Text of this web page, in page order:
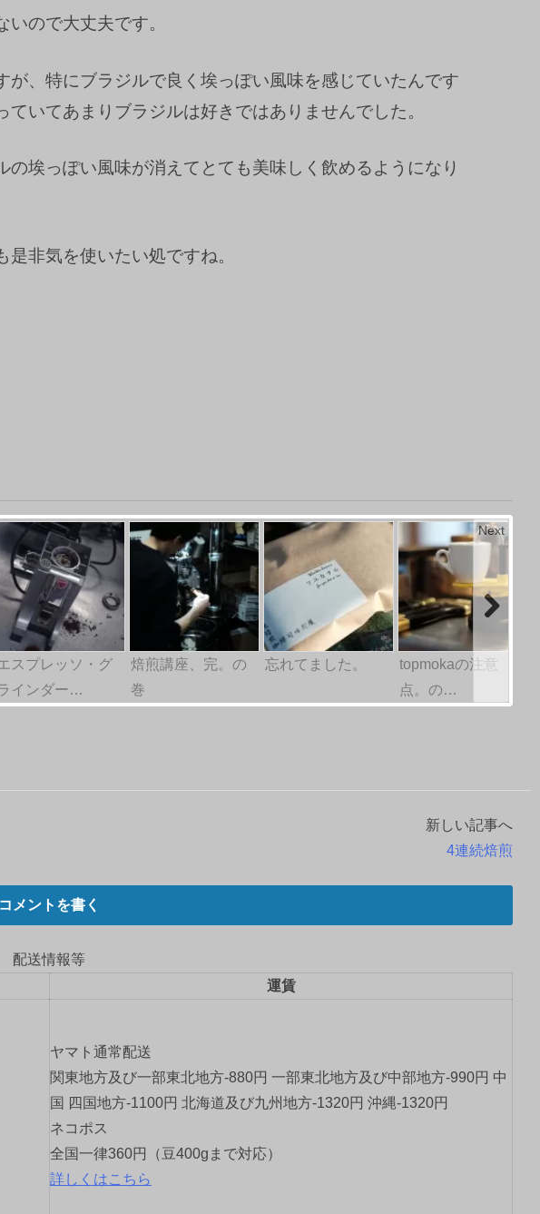
ので大丈夫です。
、特にブラジルで良く埃っぽい風味を感じていたんです
いてあまりブラジルは好きではありませんでした。
埃っぽい風味が消えてとても美味しく飲めるようになり
非気を使いたい処ですね。
スプレッソ・グ
インダー…
焙煎講座、完。の
巻
忘れてました。
topmokaの注意
点。の…
Next
新しい記事へ
4連続焙煎
コメントを書く
配送情報等
運賃
ヤマト通常配送
関東地方及び一部東北地方-880円 一部東北地方及び中部地方-990円 中
国 四国地方-1100円 北海道及び九州地方-1320円 沖縄-1320円
ネコポス
全国一律360円（豆400gまで対応）
詳しくはこちら